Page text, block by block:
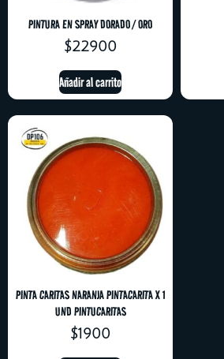
PINTURA EN SPRAY DORADO / ORO
$22900
Añadir al carrito
PINTA CARITAS NARANJA PINTACARITA X 1
UND PINTUCARITAS
$1900